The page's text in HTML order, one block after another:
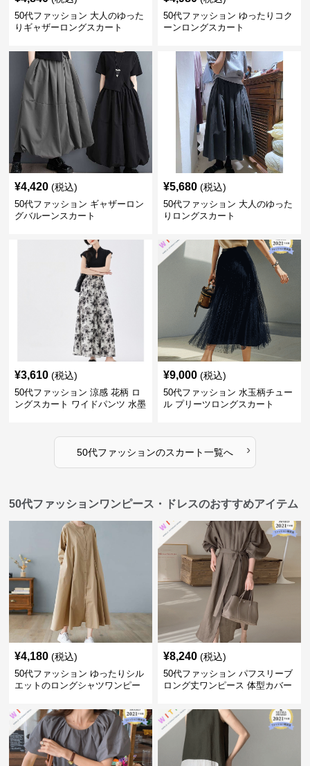
50代ファッション 大人のゆった
りギャザーロングスカート
50代ファッション ゆったりコク
ーンロングスカート
¥4,420 (税込)
50代ファッション ギャザーロン
グバルーンスカート
¥5,680 (税込)
50代ファッション 大人のゆった
りロングスカート
¥3,610 (税込)
50代ファッション 涼感 花柄 ロ
ングスカート ワイドパンツ 水墨
¥9,000 (税込)
50代ファッション 水玉柄チュー
ル プリーツロングスカート
50代ファッションのスカート一覧へ ›
50代ファッションワンピース・ドレスのおすすめアイテム
¥4,180 (税込)
50代ファッション ゆったりシル
エットのロングシャツワンピー
¥8,240 (税込)
50代ファッション パフスリーブ
ロング丈ワンピース 体型カバー